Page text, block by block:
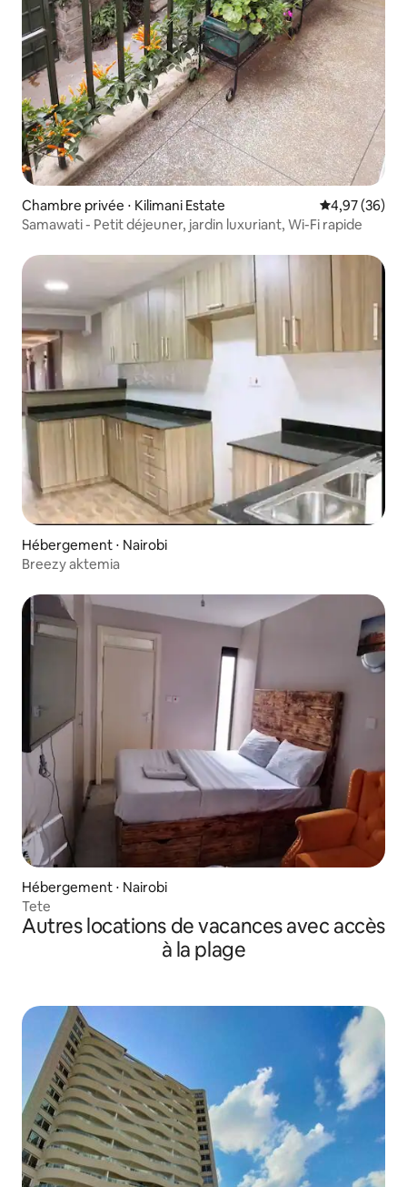
Chambre privée ⋅ Kilimani Estate Évaluation
4,97 (36)
Samawati - Petit déjeuner, jardin luxuriant, Wi-Fi rapide
Hébergement ⋅ Nairobi
Breezy aktemia
Hébergement ⋅ Nairobi
Tete
Autres locations de vacances avec accès
à la plage